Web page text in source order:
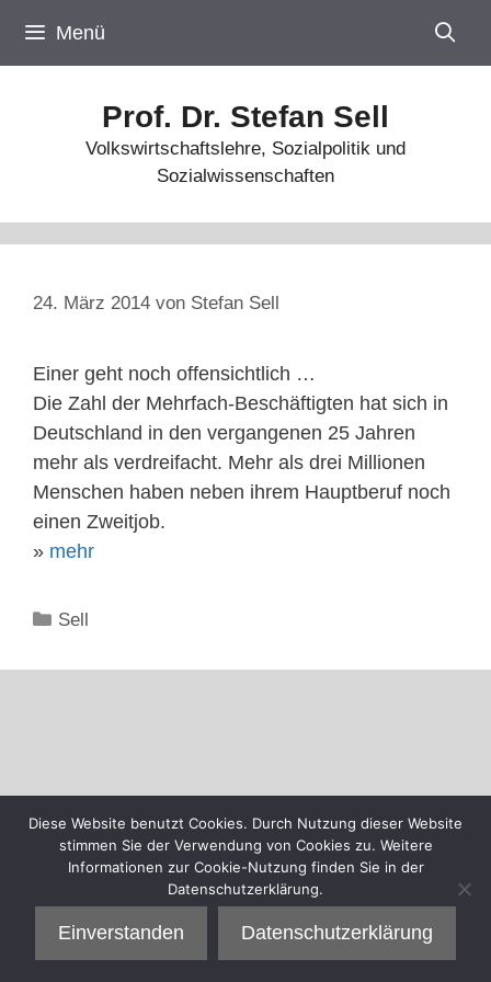
Inhalt
springen
Menü
Prof. Dr. Stefan Sell
Volkswirtschaftslehre, Sozialpolitik und
Sozialwissenschaften
24. März 2014 von Stefan Sell
Einer geht noch offensichtlich …
Die Zahl der Mehrfach-Beschäftigten hat sich in
Deutschland in den vergangenen 25 Jahren
mehr als verdreifacht. Mehr als drei Millionen
Menschen haben neben ihrem Hauptberuf noch
einen Zweitjob.
» mehr
Kategorien
Sell
Diese Website benutzt Cookies. Durch Nutzung dieser Website
stimmen Sie der Verwendung von Cookies zu. Weitere
Informationen zur Cookie-Nutzung finden Sie in der
Datenschutzerklärung.
Einverstanden Datenschutzerklärung